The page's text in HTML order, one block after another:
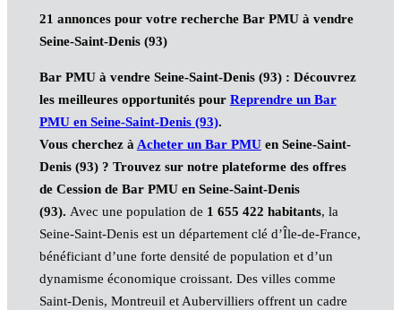
21 annonces pour votre recherche Bar PMU à vendre
Seine-Saint-Denis (93)
Bar PMU à vendre Seine-Saint-Denis (93) : Découvrez
les meilleures opportunités pour Reprendre un Bar
PMU en Seine-Saint-Denis (93).
Vous cherchez àAcheter un Bar PMUen Seine-Saint-
Denis (93) ? Trouvez sur notre plateforme des offres
de Cession de Bar PMU en Seine-Saint-Denis
(93). Avec une population de 1 655 422 habitants, la
Seine-Saint-Denis est un département clé d’Île-de-France,
bénéficiant d’une forte densité de population et d’un
dynamisme économique croissant. Des villes comme
Saint-Denis, Montreuil et Aubervilliers offrent un cadre